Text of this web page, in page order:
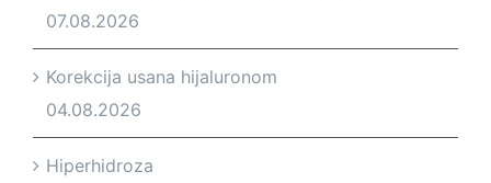
07.08.2026
Korekcija usana hijaluronom
04.08.2026
Hiperhidroza